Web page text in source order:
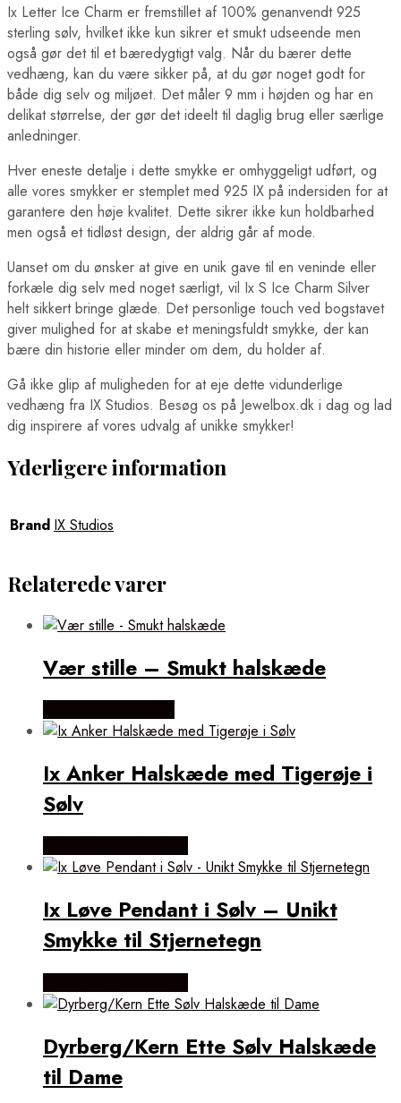
Ix Letter Ice Charm er fremstillet af 100% genanvendt 925
sterling sølv, hvilket ikke kun sikrer et smukt udseende men
også gør det til et bæredygtigt valg. Når du bærer dette
vedhæng, kan du være sikker på, at du gør noget godt for
både dig selv og miljøet. Det måler 9 mm i højden og har en
delikat størrelse, der gør det ideelt til daglig brug eller særlige
anledninger.
Hver eneste detalje i dette smykke er omhyggeligt udført, og
alle vores smykker er stemplet med 925 IX på indersiden for at
garantere den høje kvalitet. Dette sikrer ikke kun holdbarhed
men også et tidløst design, der aldrig går af mode.
Uanset om du ønsker at give en unik gave til en veninde eller
forkæle dig selv med noget særligt, vil Ix S Ice Charm Silver
helt sikkert bringe glæde. Det personlige touch ved bogstavet
giver mulighed for at skabe et meningsfuldt smykke, der kan
bære din historie eller minder om dem, du holder af.
Gå ikke glip af muligheden for at eje dette vidunderlige
vedhæng fra IX Studios. Besøg os på Jewelbox.dk i dag og lad
dig inspirere af vores udvalg af unikke smykker!
Yderligere information
Brand IX Studios
Relaterede varer
Vær stille – Smukt halskæde
Ix Anker Halskæde med Tigerøje i
Sølv
Ix Løve Pendant i Sølv – Unikt
Smykke til Stjernetegn
Dyrberg/Kern Ette Sølv Halskæde
til Dame